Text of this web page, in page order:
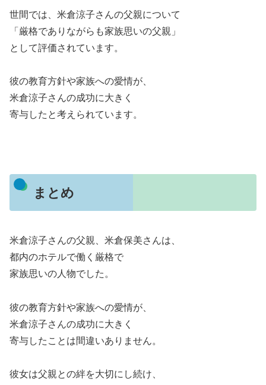
世間では、米倉涼子さんの父親について
「厳格でありながらも家族思いの父親」
として評価されています。
彼の教育方針や家族への愛情が、
米倉涼子さんの成功に大きく
寄与したと考えられています。
まとめ
米倉涼子さんの父親、米倉保美さんは、
都内のホテルで働く厳格で
家族思いの人物でした。
彼の教育方針や家族への愛情が、
米倉涼子さんの成功に大きく
寄与したことは間違いありません。
彼女は父親との絆を大切にし続け、